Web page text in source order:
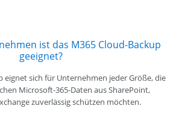
ist das M365 Cloud-Backup
geeignet?
eignet sich für Unternehmen jeder Größe, die
Microsoft-365-Daten aus SharePoint,
zuverlässig schützen möchten.